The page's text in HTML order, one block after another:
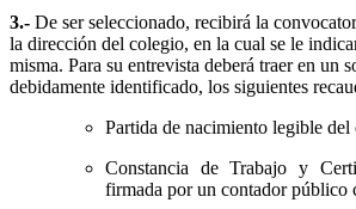
3.- De ser seleccionado, recibirá la
la dirección del colegio, en la cual se le
misma. Para su entrevista deberá traer en un
debidamente identificado, los siguientes
Partida de nacimiento legible del
Constancia de Trabajo y
firmada por un contador público